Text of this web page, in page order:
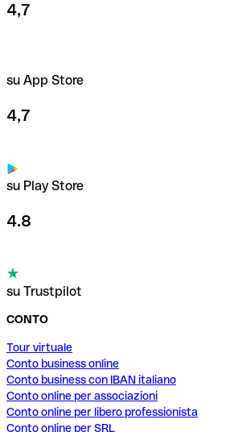
4,7
su App Store
4,7
su Play Store
4.8
su Trustpilot
CONTO
Tour virtuale
Conto business online
Conto business con IBAN italiano
Conto online per associazioni
Conto online per libero professionista
Conto online per SRL